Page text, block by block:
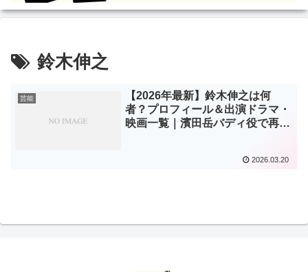
鈴木伸之
芸能
【2026年最新】鈴木伸之は何
者？プロフィール＆出演ドラマ・
映画一覧｜濱田岳バディ役で再ブ
2026.03.20